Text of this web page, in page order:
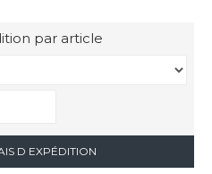
par article
D EXPÉDITION